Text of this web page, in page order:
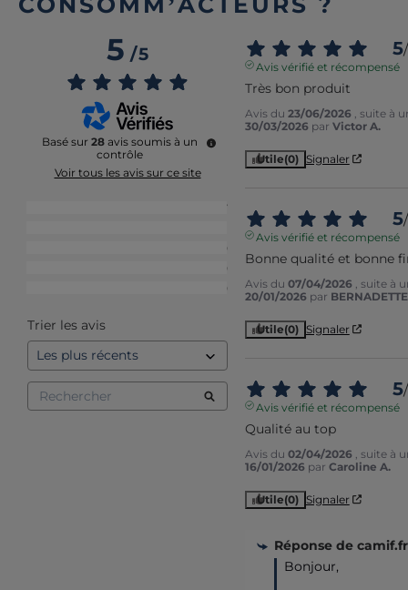
5/5
Basé sur 28 avis soumis à un
contrôle
Voir tous les avis sur ce site
27
0
0
0
Trier les avis
5/
Avis vérifié et récompensé
Très bon produit
Avis du 23/06/2026
, suite à
30/03/2026 par Victor A.
Utile(0) Signaler
5/
Avis vérifié et récompensé
Bonne qualité et bonne
Avis du 07/04/2026
, suite à
20/01/2026 par
Utile(0) Signaler
5/
Avis vérifié et récompensé
Qualité au top
Avis du 02/04/2026
, suite à
16/01/2026 par Caroline A.
Utile(0) Signaler
Réponse de camif.fr
Bonjour,